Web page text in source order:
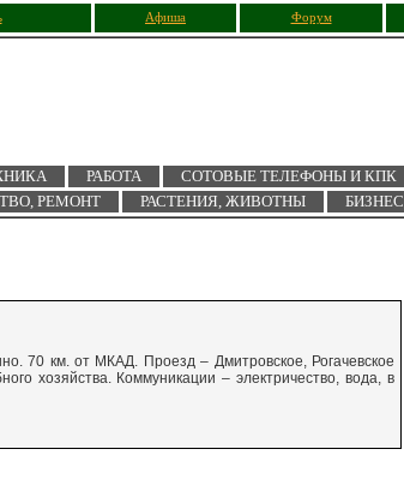
Афиша Форум
РАБОТА СОТОВЫЕ ТЕЛЕФОНЫ И КПК
РЕМОНТ РАСТЕНИЯ, ЖИВОТНЫ БИЗНЕС
70 км. от МКАД. Проезд – Дмитровское, Рогачевское
хозяйства. Коммуникации – электричество, вода, в